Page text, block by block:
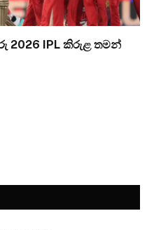
2026 IPL කිරුළ තමන්